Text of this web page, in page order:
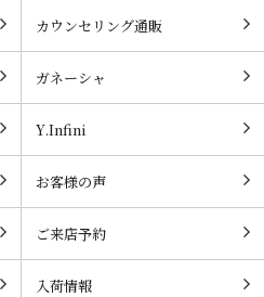
カウンセリング通販
ガネーシャ
Y.Infini
お客様の声
ご来店予約
入荷情報